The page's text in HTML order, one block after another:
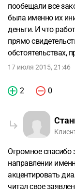
пообещали все
была именно их
деньги. И что
прямо
обстоятельствах,
17 июля 2015, 21:46
2 0
Огромное спасибо
направлении
акцентировать
читал свое